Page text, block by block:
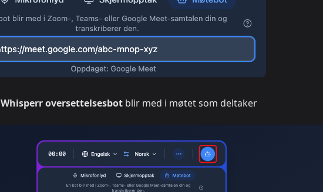
Whisperr oversettelsesbot blir med i møtet som deltaker